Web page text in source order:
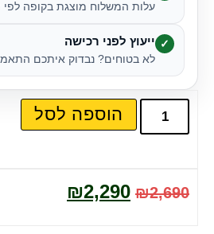
עלות המשלוח מוצגת בקופה לפי
✓ ייעוץ לפני רכישה
לא בטוחים? נבדוק איתכם
הוספה לסל
₪2,690
₪2,290